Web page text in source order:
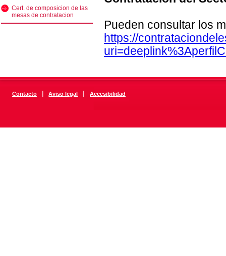
Cert. de composicion de las
mesas de contratacion
Pueden consultar los
https://
Contacto | Aviso legal | Accesibilidad